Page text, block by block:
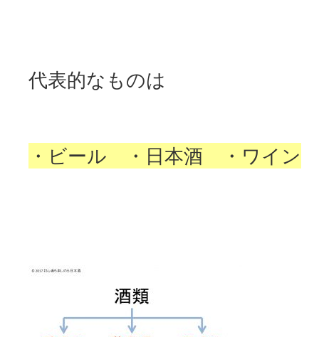
代表的なものは
・ビール ・日本酒 ・ワイン